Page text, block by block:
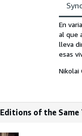
En
al que
lleva
esas
Nikolai
of the